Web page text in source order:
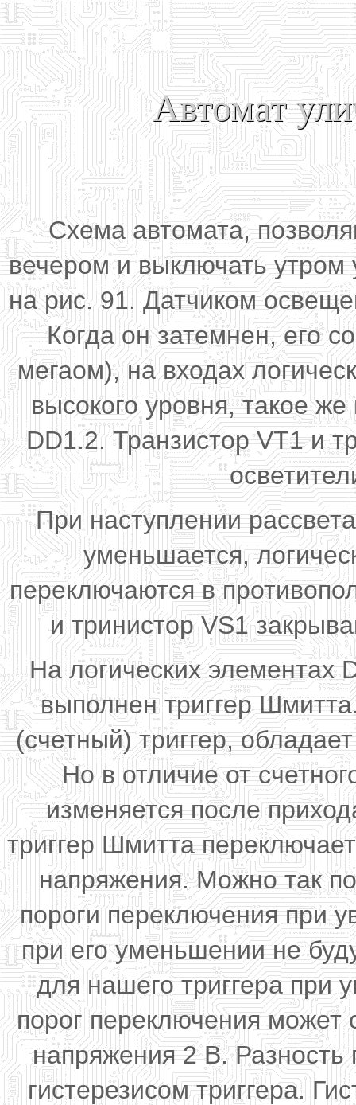
Автомат
Схема автомата,
вечером и выключать
на рис. 91. Датчиком
Когда он затемнен, его
мегаом), на входах
высокого уровня, такое
DD1.2. Транзистор VT1 и
При наступлении
уменьшается,
переключаются в
и тринистор VS1
На логических элементах
выполнен триггер
(счетный) триггер,
Но в отличие от
изменяется после
триггер Шмитта
напряжения. Можно так
пороги переключения при
при его уменьшении не
для нашего триггера при
порог переключения
напряжения 2 В.
гистерезисом триггера.